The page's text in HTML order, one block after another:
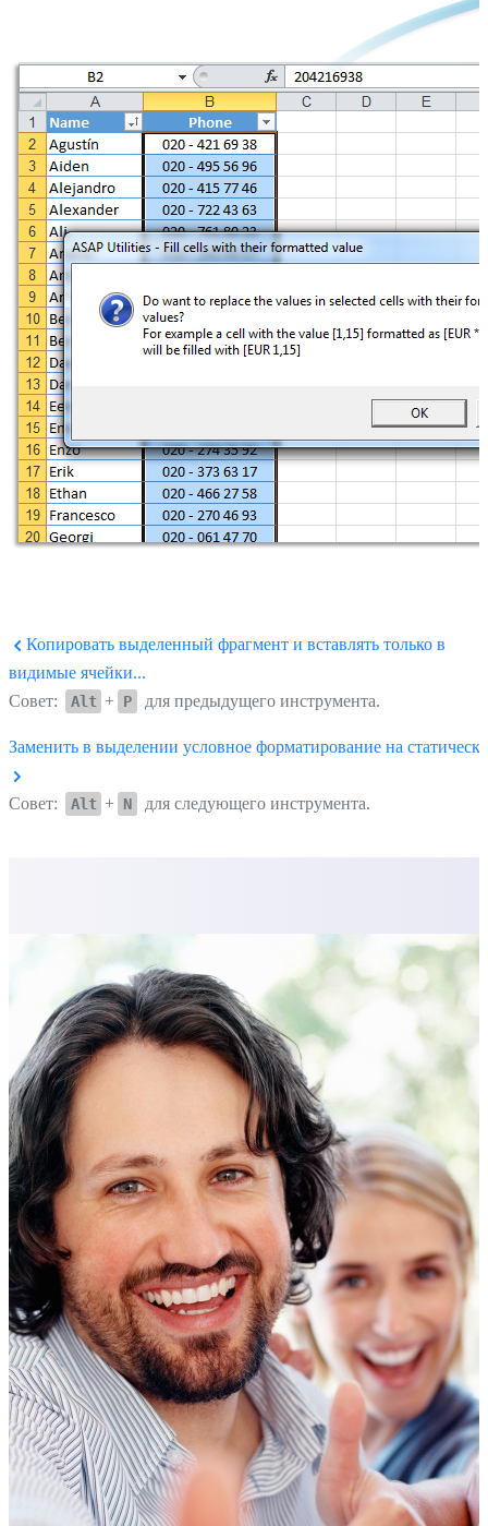
Копировать выделенный фрагмент и вставлять только в
видимые ячейки...
Совет:
Alt + P для предыдущего инструмента.
Заменить в выделении условное форматирование на
Совет: Alt + N для следующего инструмента.